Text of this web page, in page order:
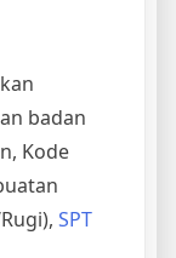
badan
Kode
SPT